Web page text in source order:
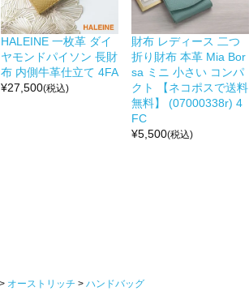
HALEINE 一枚革 ダイ
ヤモンドパイソン 長財
布 内側牛革仕立て 4FA
¥27,500(税込)
財布 レディース 二つ
折り財布 本革 Mia Bor
sa ミニ 小さい コンパ
クト 【ネコポスで送料
無料】 (07000338r) 4
FC
¥5,500(税込)
オーストリッチ
ハンドバッグ